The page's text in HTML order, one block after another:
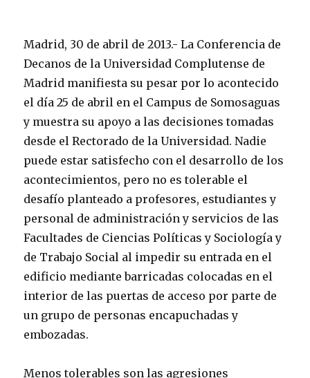
Madrid, 30 de abril de 2013.- La Conferencia de
Decanos de la Universidad Complutense de
Madrid manifiesta su pesar por lo acontecido
el día 25 de abril en el Campus de Somosaguas
y muestra su apoyo a las decisiones tomadas
desde el Rectorado de la Universidad. Nadie
puede estar satisfecho con el desarrollo de los
acontecimientos, pero no es tolerable el
desafío planteado a profesores, estudiantes y
personal de administración y servicios de las
Facultades de Ciencias Políticas y Sociología y
de Trabajo Social al impedir su entrada en el
edificio mediante barricadas colocadas en el
interior de las puertas de acceso por parte de
un grupo de personas encapuchadas y
embozadas.
Menos tolerables son las agresiones